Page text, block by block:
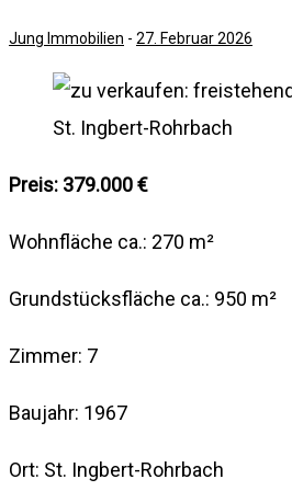
Jung Immobilien - 27. Februar 2026
Preis: 379.000 €
Wohnfläche ca.: 270 m²
Grundstücksfläche ca.: 950 m²
Zimmer: 7
Baujahr: 1967
Ort: St. Ingbert-Rohrbach